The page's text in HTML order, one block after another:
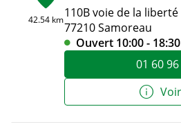
42.54 km110B voie de la liberté
77210 Samoreau
Ouvert 10:00 - 18:30
01 60